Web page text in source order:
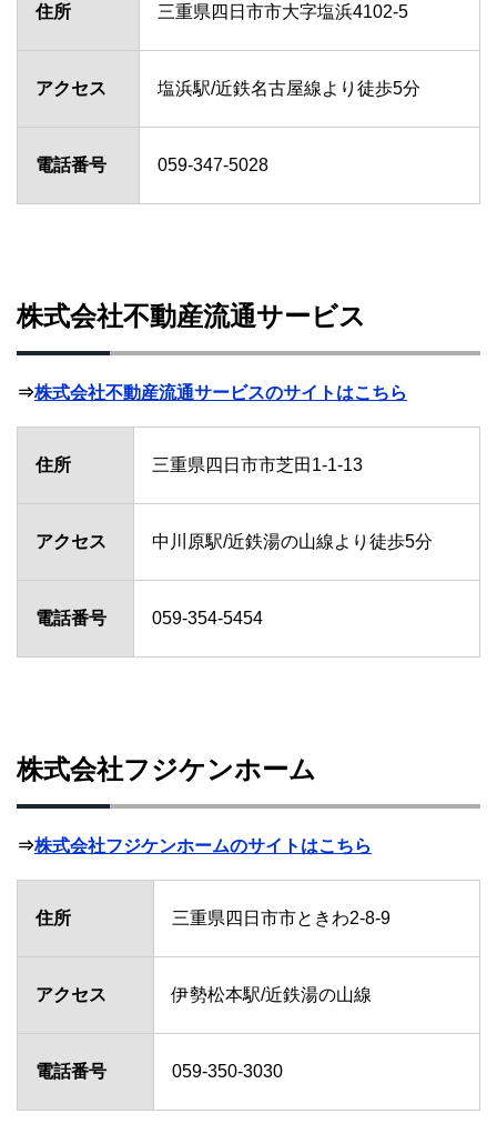
住所 三重県四日市市大字塩浜4102-5
アクセス 塩浜駅/近鉄名古屋線より徒歩5分
電話番号 059-347-5028
株式会社不動産流通サービス
⇒株式会社不動産流通サービスのサイトはこちら
住所 三重県四日市市芝田1-1-13
アクセス 中川原駅/近鉄湯の山線より徒歩5分
電話番号 059-354-5454
株式会社フジケンホーム
⇒株式会社フジケンホームのサイトはこちら
住所 三重県四日市市ときわ2-8-9
アクセス 伊勢松本駅/近鉄湯の山線
電話番号 059-350-3030